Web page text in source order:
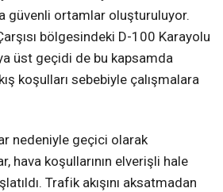
güvenli ortamlar oluşturuluyor.
bölgesindeki D-100 Karayolu
üst geçidi de bu kapsamda
koşulları sebebiyle çalışmalara
nedeniyle geçici olarak
hava koşullarının elverişli hale
Trafik akışını aksatmadan